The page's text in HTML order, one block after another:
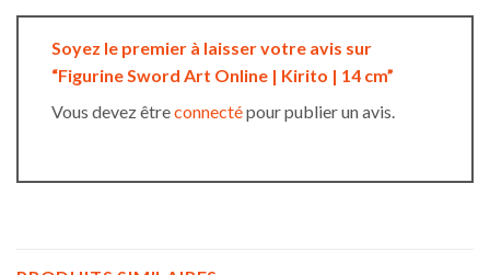
Soyez le premier à laisser votre avis sur
“Figurine Sword Art Online | Kirito | 14 cm”
Vous devez êtreconnectépour publier un avis.